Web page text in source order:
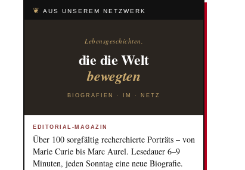
❦ AUS UNSEREM NETZWERK
Lebensgeschichten,
die die Welt
bewegten
BIOGRAFIEN · IM · NETZ
EDITORIAL-MAGAZIN
Über 100 sorgfältig recherchierte Porträts – von
Marie Curie bis Marc Aurel. Lesedauer 6–9
Minuten, jeden Sonntag eine neue Biografie.